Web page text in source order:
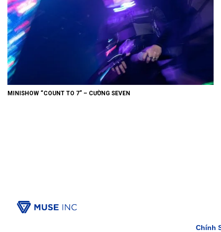
MINISHOW “COUNT TO 7” – CƯỜNG SEVEN
Chính